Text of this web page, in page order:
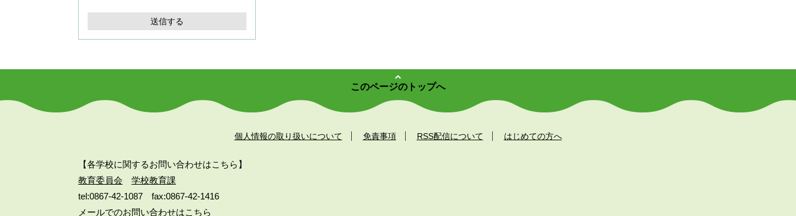
このページのトップへ
個人情報の取り扱いについて 免責事項 RSS配信について はじめての方へ
【各学校に関するお問い合わせはこちら】
教育委員会
学校教育課
tel:0867-42-1087
fax:0867-42-1416
メールでのお問い合わせはこちら